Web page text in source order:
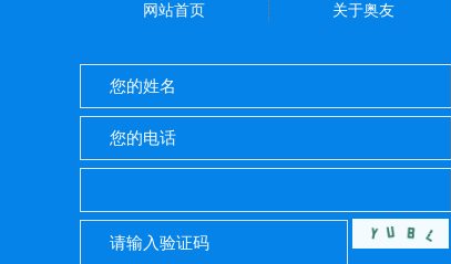
网站首页 关于奥友